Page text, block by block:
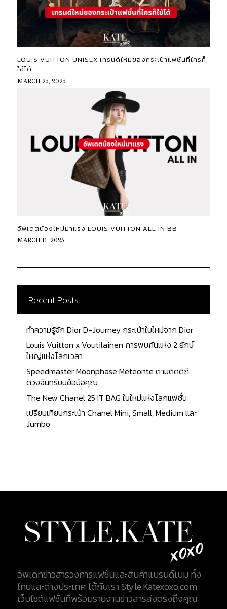
LOUIS VUITTON UNISEX เทรนด์ใหม่ของกระเป๋าแฟชั่นที่ใครก็
ใช้ได้
MARCH 25, 2025
อัพเดตน้องใหม่มาแรง LOUIS VUITTON ALL IN BB
MARCH 11, 2025
Recent Posts
ทำความรู้จัก Dior D-Journey กระเป๋าใบใหม่จาก Dior
Louis Vuitton x Voutilainen การพบกันแห่ง 2 ยักษ์
ใหญ่แห่งโลกเวลา
Speedmaster Moonphase Meteorite ตามติดดิถี
ดวงจันทร์บนข้อมือคุณ
The New Chanel 25 IT BAG ใบใหม่แห่งโลกแฟชั่น
เปรียบเทียบกระเป๋า Chanel Mini, Small, Medium และ
Jumbo
อัพเดทข่าวสารวงการแฟชั่นและสินค้าแบรนด์เนม ทั้ง
ไทยและต่างประเทศ ได้กับเรา Style.Katexoxo.com
เว็บไซต์แฟชั่นที่พร้อมรายงานข่าวสารส่งตรงถึงคุณ